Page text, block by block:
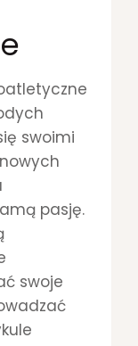
swoimi
pasję.
swoje